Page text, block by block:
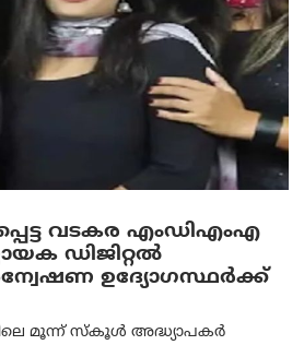
വടകര എംഡി‌എം‌എ
ഡിജിറ്റല്‍
ഉദ്യോഗസ്ഥര്‍ക്ക്
മൂന്ന് സ്കൂൾ അദ്ധ്യാപകർ